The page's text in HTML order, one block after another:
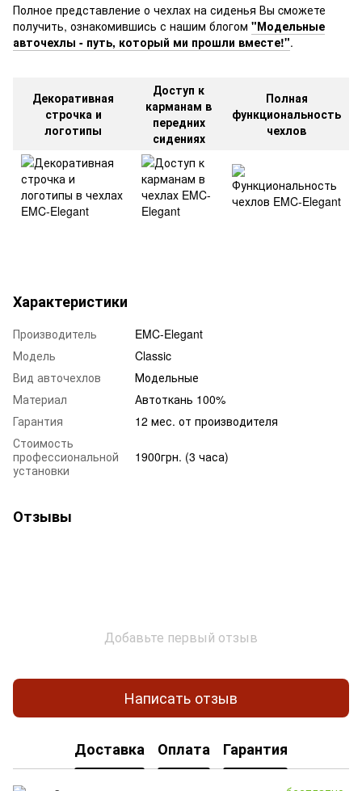
Полное представление о чехлах на сиденья Вы cможете
получить, ознакомившись с нашим блогом "Модельные
авточехлы - путь, который ми прошли вместе!".
Декоративная
строчка и
логотипы
Доступ к
карманам в
передних
сидениях
Полная
функциональность
чехлов
Характеристики
Производитель
EMC-Elegant
Модель
Classic
Вид авточехлов
Модельные
Материал
Автоткань 100%
Гарантия
12 мес. от производителя
Стоимость
профессиональной
установки
1900грн. (3 часа)
Отзывы
Добавьте первый отзыв
Написать отзыв
Доставка Оплата Гарантия